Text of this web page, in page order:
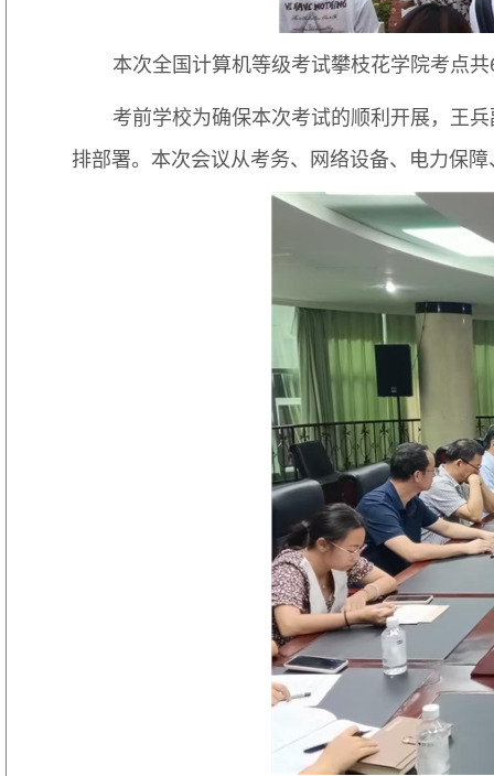
本次全国计算机等级考试攀枝花学院考点
考前学校为确保本次考试的顺利开展，王
排部署。本次会议从考务、网络设备、电力保